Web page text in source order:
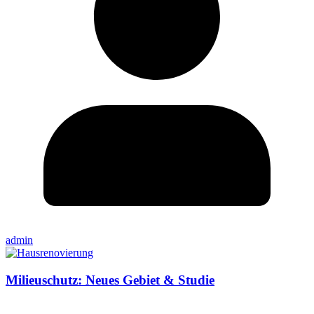
admin
Milieuschutz: Neues Gebiet & Studie